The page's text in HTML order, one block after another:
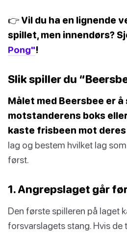
👉 Vil du ha en lignende
spillet, men innendørs?
Pong"!
Slik spiller du
Målet med Beersbee er å
motstanderens boks
kaste frisbeen mot
lag og bestem hvilket lag
først.
1. Angrepslaget går
Den første spilleren på laget
forsvarslagets stang. Hvis